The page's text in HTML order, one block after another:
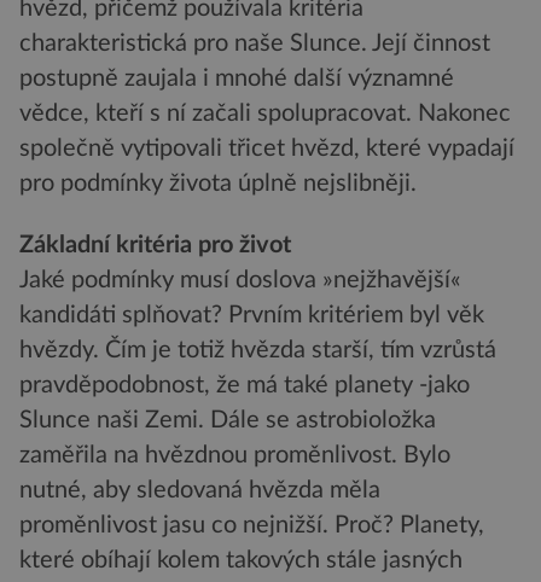
hvězd, přičemž používala kritéria
charakteristická pro naše Slunce. Její činnost
postupně zaujala i mnohé další významné
vědce, kteří s ní začali spolupracovat. Nakonec
společně vytipovali třicet hvězd, které vypadají
pro podmínky života úplně nejslibněji.
Základní kritéria pro život
Jaké podmínky musí doslova »nejžhavější«
kandidáti splňovat? Prvním kritériem byl věk
hvězdy. Čím je totiž hvězda starší, tím vzrůstá
pravděpodobnost, že má také planety -jako
Slunce naši Zemi. Dále se astrobioložka
zaměřila na hvězdnou proměnlivost. Bylo
nutné, aby sledovaná hvězda měla
proměnlivost jasu co nejnižší. Proč? Planety,
které obíhají kolem takových stále jasných